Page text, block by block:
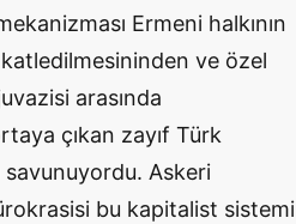
Ermeni halkının
katledilmesininden ve özel
arasında
çıkan zayıf Türk
savunuyordu. Askeri
bu kapitalist sistemi